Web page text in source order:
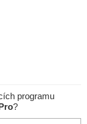
programu
?